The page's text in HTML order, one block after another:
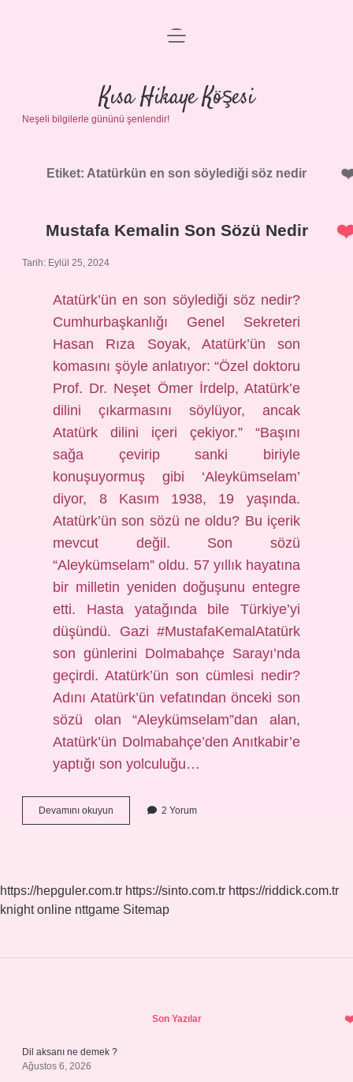
Anasayfa
Gizlilik Politikası
Yasal Uyarı
menüyü
Kısa Hikaye Köşesi
Neşeli bilgilerle gününü şenlendir!
Etiket: Atatürkün en son söylediği söz nedir
Mustafa Kemalin Son Sözü Nedir
Tarih: Eylül 25, 2024
Atatürk’ün en son söylediği söz nedir?
Cumhurbaşkanlığı Genel Sekreteri
Hasan Rıza Soyak, Atatürk’ün son
komasını şöyle anlatıyor: “Özel doktoru
Prof. Dr. Neşet Ömer İrdelp, Atatürk’e
dilini çıkarmasını söylüyor, ancak
Atatürk dilini içeri çekiyor.” “Başını
sağa çevirip sanki biriyle
konuşuyormuş gibi ‘Aleykümselam’
diyor, 8 Kasım 1938, 19 yaşında.
Atatürk’ün son sözü ne oldu? Bu içerik
mevcut değil. Son sözü
“Aleykümselam” oldu. 57 yıllık hayatına
bir milletin yeniden doğuşunu entegre
etti. Hasta yatağında bile Türkiye’yi
düşündü. Gazi #MustafaKemalAtatürk
son günlerini Dolmabahçe Sarayı’nda
geçirdi. Atatürk’ün son cümlesi nedir?
Adını Atatürk’ün vefatından önceki son
sözü olan “Aleykümselam”dan alan,
Atatürk’ün Dolmabahçe’den Anıtkabir’e
yaptığı son yolculuğu…
Devamını okuyun
Kemalin
2 Yorum
https://hepguler.com.tr https://sinto.com.tr https://riddick.com.tr
knight online nttgame Sitemap
Son Yazılar
Dil aksanı ne demek ?
Ağustos 6, 2026